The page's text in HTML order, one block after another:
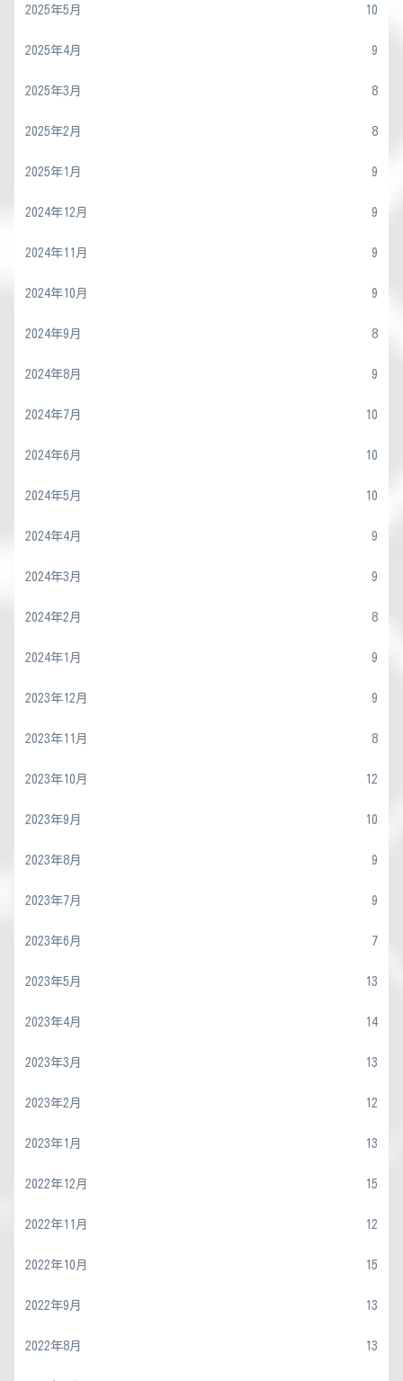
2025年5月 10
2025年4月 9
2025年3月 8
2025年2月 8
2025年1月 9
2024年12月 9
2024年11月 9
2024年10月 9
2024年9月 8
2024年8月 9
2024年7月 10
2024年6月 10
2024年5月 10
2024年4月 9
2024年3月 9
2024年2月 8
2024年1月 9
2023年12月 9
2023年11月 8
2023年10月 12
2023年9月 10
2023年8月 9
2023年7月 9
2023年6月 7
2023年5月 13
2023年4月 14
2023年3月 13
2023年2月 12
2023年1月 13
2022年12月 15
2022年11月 12
2022年10月 15
2022年9月 13
2022年8月 13